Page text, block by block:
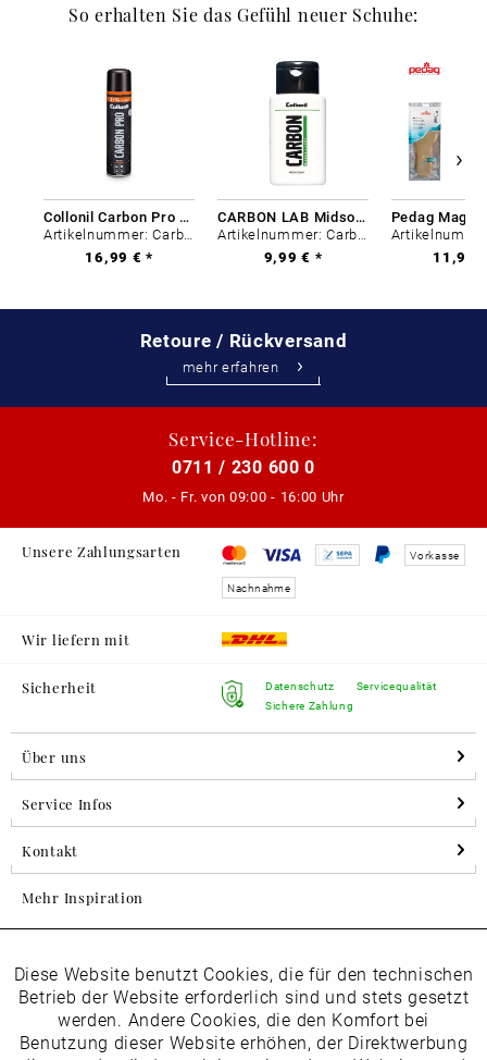
So erhalten Sie das Gefühl neuer Schuhe:
Collonil Carbon Pro 400 ml
16,99 € *
CARBON LAB Midsole Cleaner
9,99 € *
11,99
Retoure / Rückversand
mehr erfahren
Service-Hotline:
0711 / 230 600 0
Mo. - Fr. von 09:00 - 16:00 Uhr
Unsere Zahlungsarten Vorkasse
Nachnahme
Wir liefern mit
Sicherheit
Datenschutz
Sichere Zahlung
Servicequalität
Über uns
Service Infos
Kontakt
Mehr Inspiration
Folgen Sie uns auf Instagram
horsch_schuhe
Funktionale Aktiv
Marketing Inaktiv
Diese Website benutzt Cookies, die für den technischen
Betrieb der Website erforderlich sind und stets gesetzt
werden. Andere Cookies, die den Komfort bei
Benutzung dieser Website erhöhen, der Direktwerbung